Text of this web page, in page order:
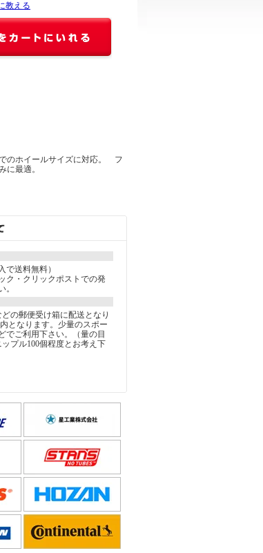
教える
のホイールサイズに対応。 フ
に最適。
で送料無料）
ク・クリックポストでの発
。
の郵便受け箱に配送となり
となります。少量のスポー
でご利用下さい。（量の目
プル100個程度とお考え下